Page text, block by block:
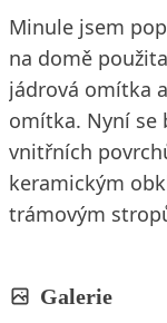
Minule jsem
na domě
jádrová omítka
omítka. Nyní se
vnitřních
keramickým
trámovým
Galerie